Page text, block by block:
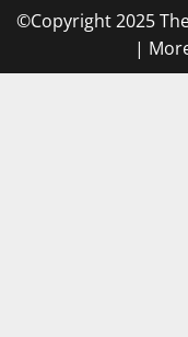
©Copyright 2025
|